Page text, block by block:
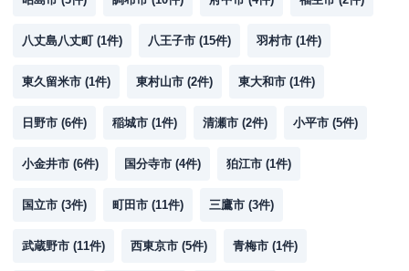
八丈島八丈町 (1件) 八王子市 (15件) 羽村市 (1件)
東久留米市 (1件) 東村山市 (2件) 東大和市 (1件)
日野市 (6件) 稲城市 (1件) 清瀬市 (2件) 小平市 (5件)
小金井市 (6件) 国分寺市 (4件) 狛江市 (1件)
国立市 (3件) 町田市 (11件) 三鷹市 (3件)
武蔵野市 (11件) 西東京市 (5件) 青梅市 (1件)